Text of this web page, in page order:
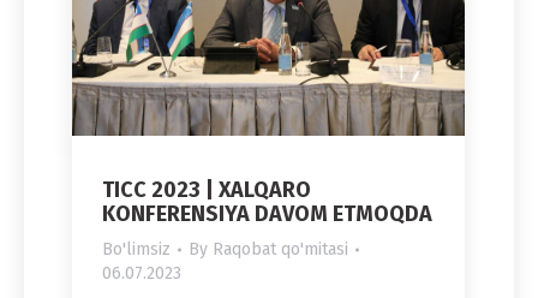
TICC 2023 | XALQARO
KONFERENSIYA DAVOM ETMOQDA
Bo'limsiz By Raqobat qo'mitasi
06.07.2023